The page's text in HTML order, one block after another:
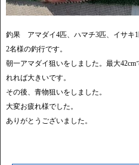
釣果 アマダイ4匹、ハマチ3匹、イサキ1
2名様の釣行です。
朝一アマダイ狙いをしました。最大
れれば大きいです。
その後、青物狙いをしました。
大変お疲れ様でした。
ありがとうございました。